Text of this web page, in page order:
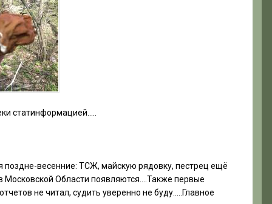
статинформацией…..
поздне-весенние: ТСЖ, майскую рядовку, пестрец ещё
Московской Области появляются….Также первые
не читал, судить уверенно не буду…..Главное